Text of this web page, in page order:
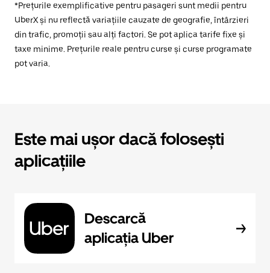
*Prețurile exemplificative pentru pasageri sunt medii pentru
UberX și nu reflectă variațiile cauzate de geografie, întârzieri
din trafic, promoții sau alți factori. Se pot aplica tarife fixe și
taxe minime. Prețurile reale pentru curse și curse programate
pot varia.
Este mai ușor dacă folosești
aplicațiile
Descarcă
aplicația Uber